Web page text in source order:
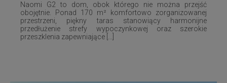
Naomi G2 to dom, obok którego nie można przejść
obojętnie. Ponad 170 m² komfortowo zorganizowanej
przestrzeni, piękny taras stanowiący harmonijne
przedłużenie strefy wypoczynkowej oraz szerokie
przeszklenia zapewniające [...]